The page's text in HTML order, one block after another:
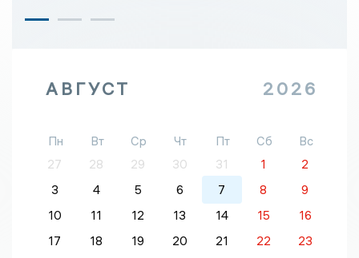
АВГУСТ 2026
Пн Вт Ср Чт Пт Сб
Вс
27
28 29 30 31 1
2
3
4 5 6 7 8
9
10
11 12 13 14 15
16
17
18 19 20 21 22
23